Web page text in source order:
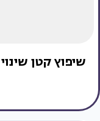
שיפוץ קטן